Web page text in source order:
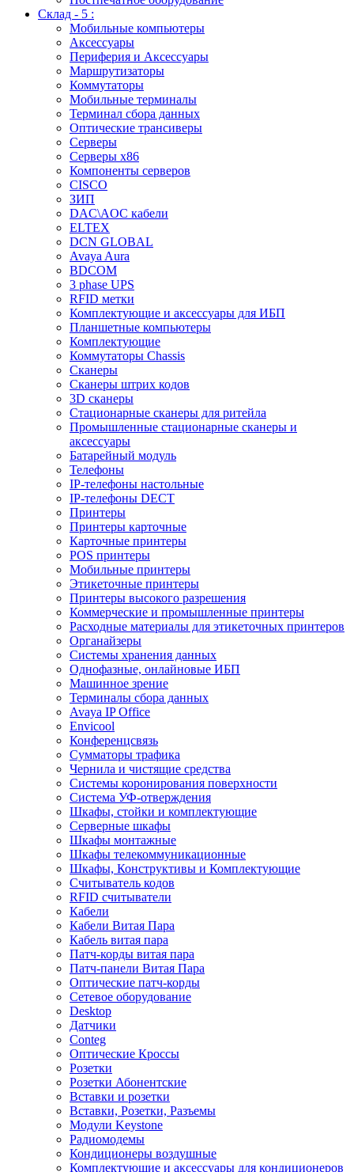
Склад - 5 :
Мобильные компьютеры
Аксессуары
Периферия и Аксессуары
Маршрутизаторы
Коммутаторы
Мобильные терминалы
Терминал сбора данных
Оптические трансиверы
Серверы
Серверы x86
Компоненты серверов
CISCO
ЗИП
DAC\AOC кабели
ELTEX
DCN GLOBAL
Avaya Aura
BDCOM
3 phase UPS
RFID метки
Комплектующие и аксессуары для ИБП
Планшетные компьютеры
Комплектующие
Коммутаторы Chassis
Сканеры
Сканеры штрих кодов
3D сканеры
Стационарные сканеры для ритейла
Промышленные стационарные сканеры и
аксессуары
Батарейный модуль
Телефоны
IP-телефоны настольные
IP-телефоны DECT
Принтеры
Принтеры карточные
Карточные принтеры
POS принтеры
Мобильные принтеры
Этикеточные принтеры
Принтеры высокого разрешения
Коммерческие и промышленные принтеры
Расходные материалы для этикеточных принтеров
Органайзеры
Системы хранения данных
Однофазные, онлайновые ИБП
Машинное зрение
Терминалы сбора данных
Avaya IP Office
Envicool
Конференцсвязь
Сумматоры трафика
Чернила и чистящие средства
Системы коронирования поверхности
Cистема УФ-отверждения
Шкафы, стойки и комплектующие
Серверные шкафы
Шкафы монтажные
Шкафы телекоммуникационные
Шкафы, Конструктивы и Комплектующие
Считыватель кодов
RFID считыватели
Кабели
Кабели Витая Пара
Кабель витая пара
Патч-корды витая пара
Патч-панели Витая Пара
Оптические патч-корды
Сетевое оборудование
Desktop
Датчики
Conteg
Оптические Кроссы
Розетки
Розетки Абонентские
Вставки и розетки
Вставки, Розетки, Разъемы
Модули Keystone
Радиомодемы
Кондиционеры воздушные
Комплектующие и аксессуары для кондиционеров